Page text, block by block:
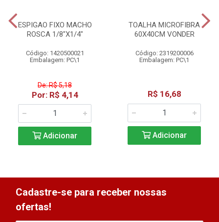
ESPIGAO FIXO MACHO
ROSCA 1/8"X1/4"
Código: 1420500021
Embalagem: PC\1
De: R$ 5,18
Por: R$ 4,14
Adicionar
TOALHA MICROFIBRA
60X40CM VONDER
Código: 2319200006
Embalagem: PC\1
R$ 16,68
Adicionar
Cadastre-se para receber nossas
ofertas!